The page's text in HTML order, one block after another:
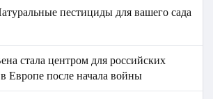
пестициды для вашего сада
стала центром для российских
Европе после начала войны